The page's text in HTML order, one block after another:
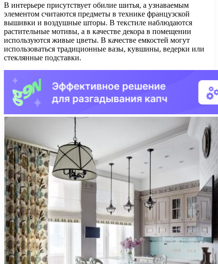
В интерьере присутствует обилие шитья, а узнаваемым
элементом считаются предметы в технике французской
вышивки и воздушные шторы. В текстиле наблюдаются
растительные мотивы, а в качестве декора в помещении
используются живые цветы. В качестве емкостей могут
использоваться традиционные вазы, кувшины, ведерки или
стеклянные подставки.